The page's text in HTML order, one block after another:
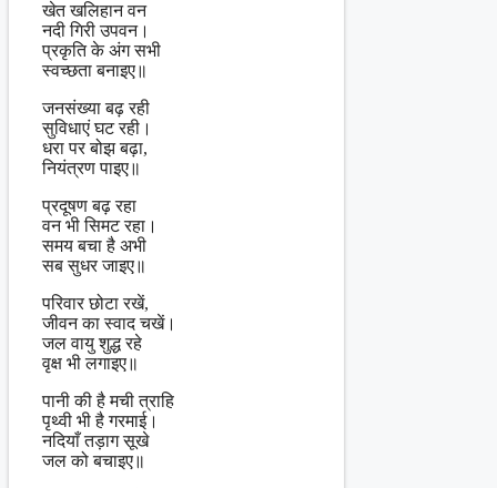
खेत खलिहान वन
नदी गिरी उपवन।
प्रकृति के अंग सभी
स्वच्छता बनाइए॥
जनसंख्या बढ़ रही
सुविधाएं घट रही।
धरा पर बोझ बढ़ा,
नियंत्रण पाइए॥
प्रदूषण बढ़ रहा
वन भी सिमट रहा।
समय बचा है अभी
सब सुधर जाइए॥
परिवार छोटा रखें,
जीवन का स्वाद चखें।
जल वायु शुद्ध रहे
वृक्ष भी लगाइए॥
पानी की है मची त्राहि
पृथ्वी भी है गरमाई।
नदियाँ तड़ाग सूखे
जल को बचाइए॥